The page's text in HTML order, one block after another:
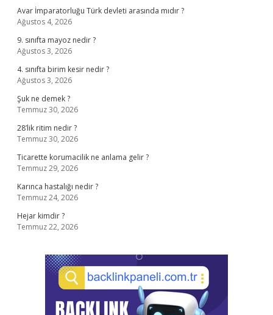
Avar İmparatorluğu Türk devleti arasında mıdır ?
Ağustos 4, 2026
9. sınıfta mayoz nedir ?
Ağustos 3, 2026
4. sınıfta birim kesir nedir ?
Ağustos 3, 2026
Şuk ne demek ?
Temmuz 30, 2026
28’lik ritim nedir ?
Temmuz 30, 2026
Ticarette korumacilik ne anlama gelir ?
Temmuz 29, 2026
Karınca hastalığı nedir ?
Temmuz 24, 2026
Hejar kimdir ?
Temmuz 22, 2026